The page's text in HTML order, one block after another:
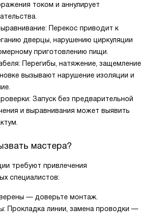
током и аннулирует
Перекос приводит к
дверцы, нарушению циркуляции
приготовлению пищи.
Перегибы, натяжение, защемление
вызывают нарушение изоляции и
Запуск без предварительной
и выравнивания может выявить
мастера?
требуют привлечения
специалистов:
— доверьте монтаж.
Прокладка линии, замена проводки —